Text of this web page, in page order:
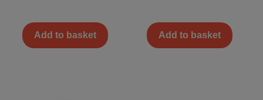
Add to basket Add to basket